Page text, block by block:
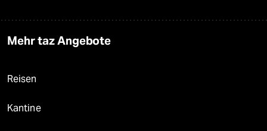
Mehr taz Angebote
Reisen
Kantine